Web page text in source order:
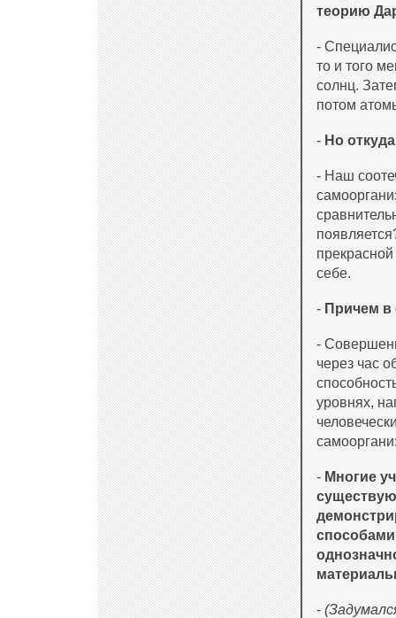
теорию
-
то и того
солнц.
потом
- Но
- Наш
себе.
- Причем в
-
через час
уровнях,
- Многие
-